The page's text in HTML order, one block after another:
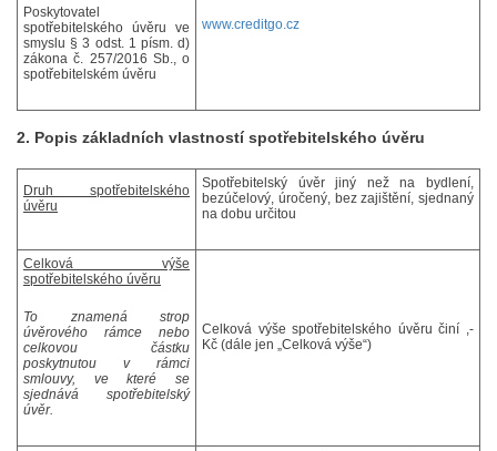
Poskytovatel
spotřebitelského úvěru ve
smyslu § 3 odst. 1 písm. d)
zákona č. 257/2016 Sb., o
spotřebitelském úvěru
www.creditgo.cz
2. Popis základních vlastností spotřebitelského úvěru
Druh spotřebitelského
úvěru
Spotřebitelský úvěr jiný než na bydlení,
bezúčelový, úročený, bez zajištění, sjednaný
na dobu určitou
Celková výše
spotřebitelského úvěru
To znamená strop
úvěrového rámce nebo
celkovou částku
poskytnutou v rámci
smlouvy, ve které se
sjednává spotřebitelský
úvěr.
Celková výše spotřebitelského úvěru činí ,-
Kč (dále jen „Celková výše“)